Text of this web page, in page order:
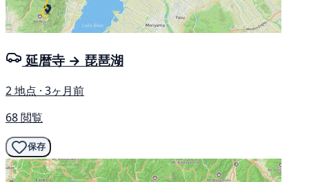
延暦寺 → 琵琶湖
2 地点 · 3ヶ月前
68 閲覧
保存